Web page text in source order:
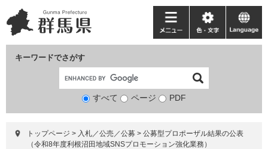
ー
ジ
ニ
ュ
て
キーワードでさがす
検
象
すべて ページ PDF
メ
ニ
ー
色・
文
language
トップページ > 入札／公売／公募 > 公募型プロポーザル結果の公表
（令和8年度利根沼田地域SNSプロモーション強化業務）